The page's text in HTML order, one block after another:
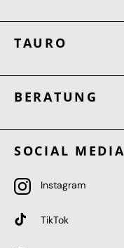
TAURO
BERATUNG
SOCIAL MEDIA
Instagram
TikTok